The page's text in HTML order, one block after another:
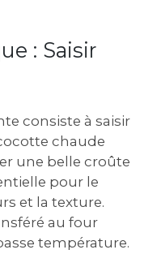
: Saisir
consiste à saisir
chaude
une belle croûte
pour le
et la texture.
au four
température.